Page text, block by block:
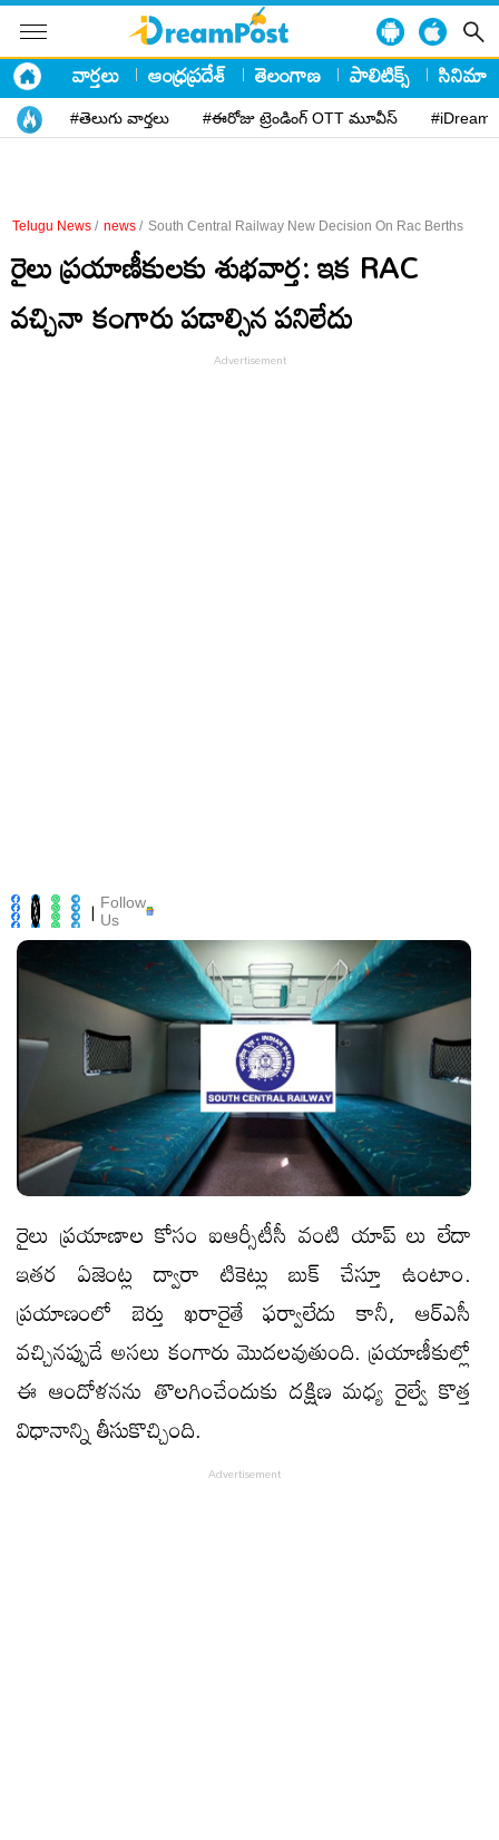
వార్తలు ఆంధ్రప్రదేశ్ తెలంగాణ పాలిటిక్స్ సినిమా
#తెలుగు వార్తలు #ఈరోజు ట్రెండింగ్ OTT మూవీస్
Telugu News / news / South Central Railway New Decision On Rac Berths
రైలు ప్రయాణీకులకు శుభవార్త: ఇక RAC
వచ్చినా కంగారు పడాల్సిన పనిలేదు
| Follow
Us
రైలు ప్రయాణాల కోసం ఐఆర్సీటీసీ వంటి యాప్ లు లేదా
ఇతర ఏజెంట్ల ద్వారా టికెట్లు బుక్ చేస్తూ ఉంటాం.
ప్రయాణంలో బెర్తు ఖరారైతే ఫర్వాలేదు కానీ, ఆర్ఎసీ
వచ్చినప్పుడే అసలు కంగారు మొదలవుతుంది. ప్రయాణీకుల్లో
ఈ ఆందోళనను తొలగించేందుకు దక్షిణ మధ్య రైల్వే కొత్త
విధానాన్ని తీసుకొచ్చింది.